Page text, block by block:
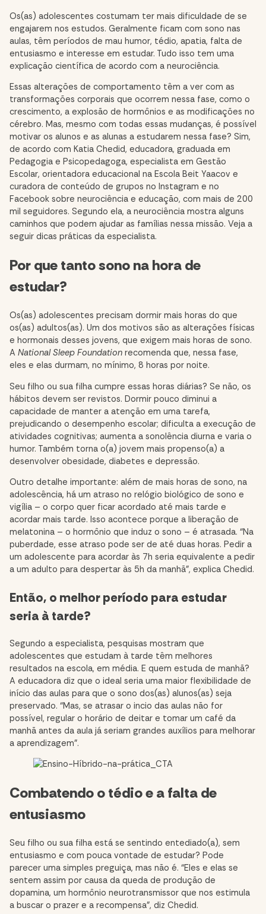
Os(as) adolescentes costumam ter mais dificuldade de se
engajarem nos estudos. Geralmente ficam com sono nas
aulas, têm períodos de mau humor, tédio, apatia, falta de
entusiasmo e interesse em estudar. Tudo isso tem uma
explicação científica de acordo com a neurociência.
Essas alterações de comportamento têm a ver com as
transformações corporais que ocorrem nessa fase, como o
crescimento, a explosão de hormônios e as modificações no
cérebro. Mas, mesmo com todas essas mudanças, é possível
motivar os alunos e as alunas a estudarem nessa fase? Sim,
de acordo com Katia Chedid, educadora, graduada em
Pedagogia e Psicopedagoga, especialista em Gestão
Escolar, orientadora educacional na Escola Beit Yaacov e
curadora de conteúdo de grupos no Instagram e no
Facebook sobre neurociência e educação, com mais de 200
mil seguidores. Segundo ela, a neurociência mostra alguns
caminhos que podem ajudar as famílias nessa missão. Veja a
seguir dicas práticas da especialista.
Por que tanto sono na hora de
estudar?
Os(as) adolescentes precisam dormir mais horas do que
os(as) adultos(as). Um dos motivos são as alterações físicas
e hormonais desses jovens, que exigem mais horas de sono.
A National Sleep Foundation recomenda que, nessa fase,
eles e elas durmam, no mínimo, 8 horas por noite.
Seu filho ou sua filha cumpre essas horas diárias? Se não, os
hábitos devem ser revistos. Dormir pouco diminui a
capacidade de manter a atenção em uma tarefa,
prejudicando o desempenho escolar; dificulta a execução de
atividades cognitivas; aumenta a sonolência diurna e varia o
humor. Também torna o(a) jovem mais propenso(a) a
desenvolver obesidade, diabetes e depressão.
Outro detalhe importante: além de mais horas de sono, na
adolescência, há um atraso no relógio biológico de sono e
vigília – o corpo quer ficar acordado até mais tarde e
acordar mais tarde. Isso acontece porque a liberação de
melatonina – o hormônio que induz o sono – é atrasada. “Na
puberdade, esse atraso pode ser de até duas horas. Pedir a
um adolescente para acordar às 7h seria equivalente a pedir
a um adulto para despertar às 5h da manhã”, explica Chedid.
Então, o melhor período para estudar
seria à tarde?
Segundo a especialista, pesquisas mostram que
adolescentes que estudam à tarde têm melhores
resultados na escola, em média. E quem estuda de manhã?
A educadora diz que o ideal seria uma maior flexibilidade de
início das aulas para que o sono dos(as) alunos(as) seja
preservado. “Mas, se atrasar o incio das aulas não for
possível, regular o horário de deitar e tomar um café da
manhã antes da aula já seriam grandes auxílios para melhorar
a aprendizagem”.
Combatendo o tédio e a falta de
entusiasmo
Seu filho ou sua filha está se sentindo entediado(a), sem
entusiasmo e com pouca vontade de estudar? Pode
parecer uma simples preguiça, mas não é. “Eles e elas se
sentem assim por causa da queda de produção de
dopamina, um hormônio neurotransmissor que nos estimula
a buscar o prazer e a recompensa”, diz Chedid.